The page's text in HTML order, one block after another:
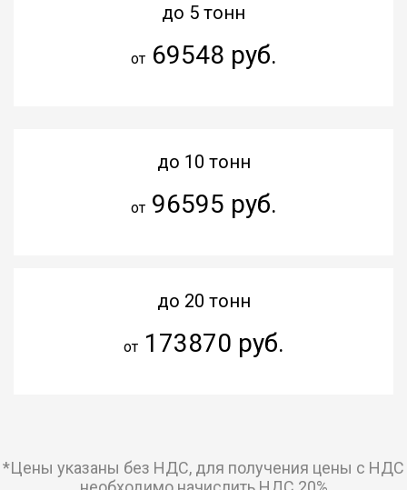
до 5 тонн
от69548 руб.
до 10 тонн
от96595 руб.
до 20 тонн
от173870 руб.
*Цены указаны без НДС, для получения цены с НДС